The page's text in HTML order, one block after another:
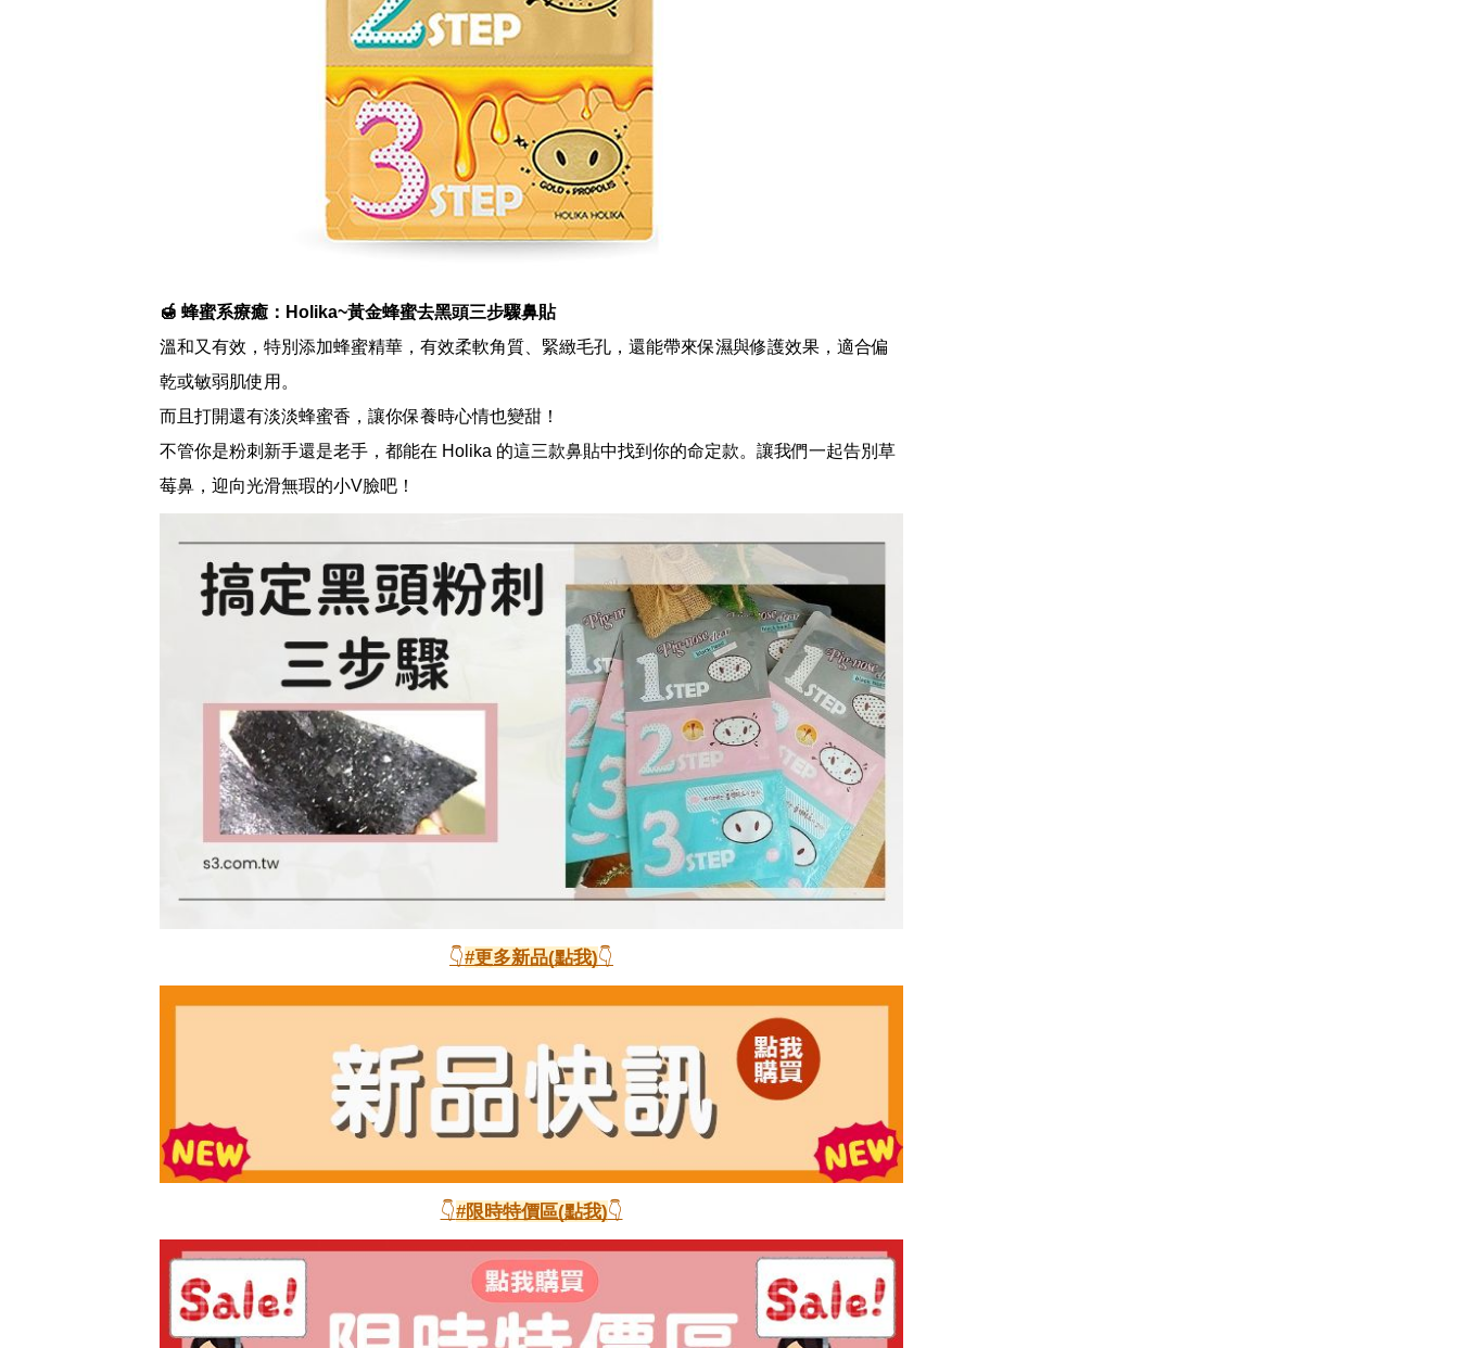
🍯 蜂蜜系療癒：Holika~黃金蜂蜜去黑頭三步驟鼻貼
溫和又有效，特別添加蜂蜜精華，有效柔軟角質、緊緻毛孔，還能帶來保濕與修護效果，適合偏
乾或敏弱肌使用。
而且打開還有淡淡蜂蜜香，讓你保養時心情也變甜！
不管你是粉刺新手還是老手，都能在 Holika 的這三款鼻貼中找到你的命定款。讓我們一起告別草
莓鼻，迎向光滑無瑕的小V臉吧！
👇#更多新品(點我)👇
👇#限時特價區(點我)👇